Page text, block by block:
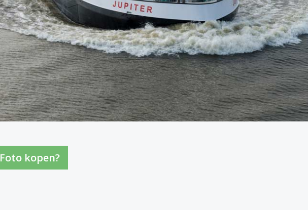
Foto kopen?